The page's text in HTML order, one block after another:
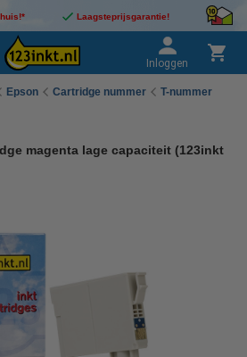
Laagsteprijsgarantie!
Inloggen
Epson Cartridge nummer
T-nummer
magenta lage capaciteit (123inkt